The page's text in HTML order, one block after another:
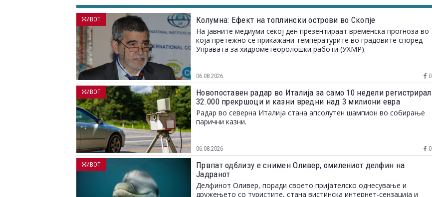
Колумна: Ефект на топлински острови во Скопје
На јавните медиуми секој ден презентираат временска прогноза во
која претежно се прикажани температурите во градовите според
Управата за хидрометеоролошки работи (УХМР).
06.08.2026 0
ЖИВОТ
Новопоставен радар во Италија за само 10 недели регистрирал
32.000 прекршоци и казни вредни над 3 милиони евра
Радар во северна Италија стана апсолутен шампион во собирање
парични казни.
06.08.2026 0
ЖИВОТ
Првпат одблизу е снимен Оливер, омилениот делфин на
Јадранот
Делфинот Оливер, поради своето пријателско однесување и
дружењето со туристите, стана вистинска интернет-сензација и
ЖИВОТ